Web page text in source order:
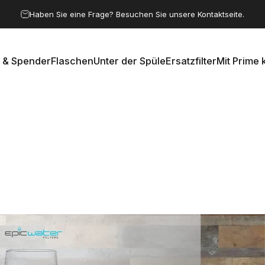
Haben Sie eine Frage? Besuchen Sie unsere Kontaktseite.
SpenderFlaschenUnter der SpüleErsatzfilterMit Prime